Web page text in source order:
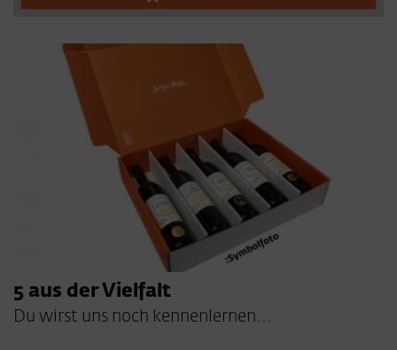
5 aus der Vielfalt
Du wirst uns noch kennenlernen...